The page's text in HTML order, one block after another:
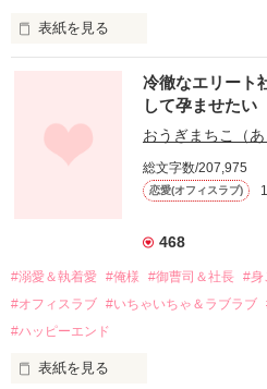
表紙を見る
幼なじみの哲平に淡い恋心を抱い
しかし、ある出来事をきっかけに
関係修復もできないまま、美桜は
引っ越すことになり、哲平とも離
それから約十二年後。
過去の傷から、二度と会いたくな
運命のような再会を果たす。
酔った勢いで一夜を共にしてしまっ
さらに、美桜が初めてだと知った哲
冷徹なエリート
して孕ませたい
おうぎまちこ（あ
総文字数/207,975
恋愛(オフィスラブ)
468
#溺愛＆執着愛 #俺様 #御曹司＆社長 #身
#オフィスラブ #いちゃいちゃ＆ラブラブ
#ハッピーエンド
表紙を見る